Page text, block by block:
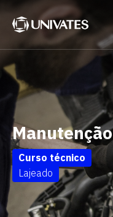
Curso técnico
Lajeado